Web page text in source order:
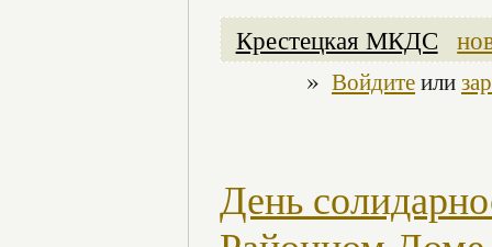
Крестецкая МКДС
» Войдитеили
День